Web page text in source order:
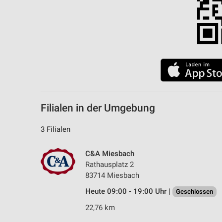
Filialen in der Umgebung
3 Filialen
C&A Miesbach
Rathausplatz 2
83714 Miesbach
Heute 09:00 - 19:00 Uhr |
Geschlossen
22,76 km